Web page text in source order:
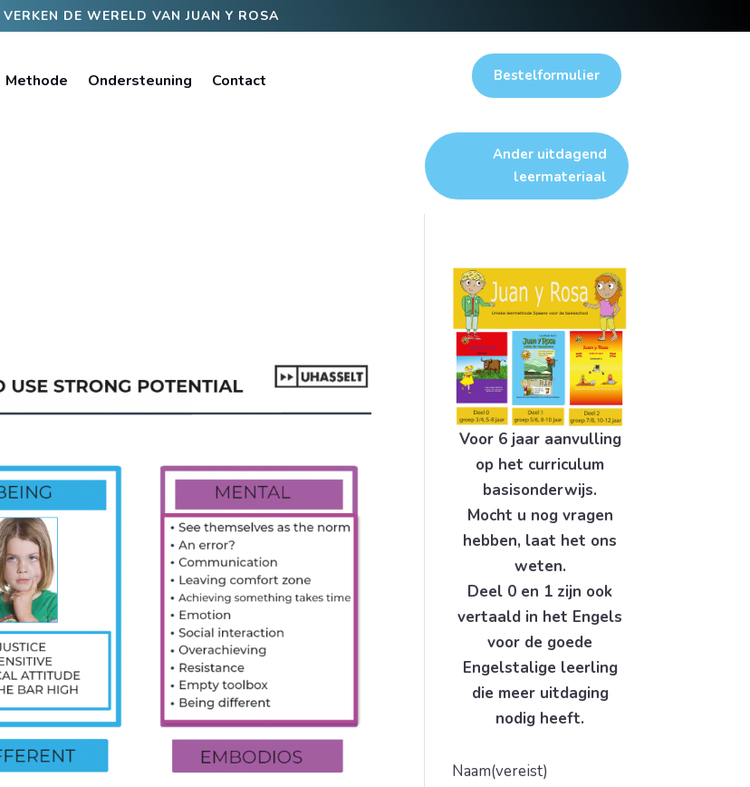
VERKEN DE WERELD VAN JUAN Y ROSA
Methode Ondersteuning Contact Bestelformulier
Ander uitdagend
leermateriaal
Voor 6 jaar aanvulling
op het curriculum
basisonderwijs.
Mocht u nog vragen
hebben, laat het ons
weten.
Deel 0 en 1 zijn ook
vertaald in het Engels
voor de goede
Engelstalige leerling
die meer uitdaging
nodig heeft.
Naam(vereist)